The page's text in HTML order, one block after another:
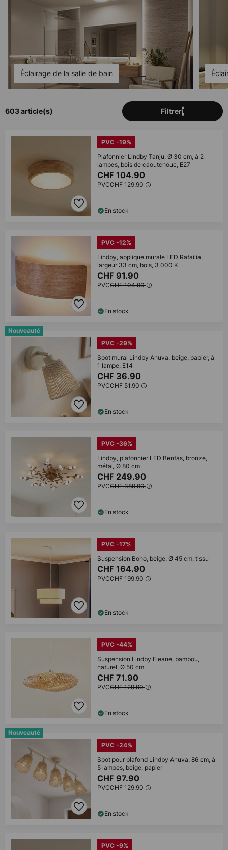
Éclairage de la salle de bain
603 article(s) Filtrer1
PVC -19%
Plafonnier Lindby Tanju, Ø 30 cm, à 2
lampes, bois de caoutchouc, E27
CHF 104.90
PVCCHF 129.90
En stock
PVC -12%
Lindby, applique murale LED Rafailia,
largeur 33 cm, bois, 3 000 K
CHF 91.90
PVCCHF 104.90
En stock
Nouveauté
PVC -29%
Spot mural Lindby Anuva, beige, papier, à
1 lampe, E14
CHF 36.90
PVCCHF 51.90
En stock
PVC -36%
Lindby, plafonnier LED Bentas, bronze,
métal, Ø 80 cm
CHF 249.90
PVCCHF 389.90
En stock
PVC -17%
Suspension Boho, beige, Ø 45 cm, tissu
CHF 164.90
PVCCHF 199.90
En stock
PVC -44%
Suspension Lindby Eleane, bambou,
naturel, Ø 50 cm
CHF 71.90
PVCCHF 129.90
En stock
Nouveauté
PVC -24%
Spot pour plafond Lindby Anuva, 86 cm, à
5 lampes, beige, papier
CHF 97.90
PVCCHF 129.90
En stock
PVC -9%